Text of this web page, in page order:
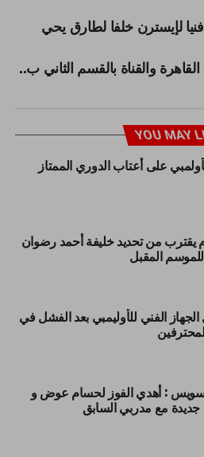
لإيسترن خلفا لطارق يحي
والقناة بالقسم الثاني ب..
YOU MAY
على أعتاب الدوري الممتاز
يقترب من تحديد خليفة أحمد رضوان
للموسم المقبل
الفني للأوليمبي بعد الفشل في
: أهدي الفوز لحسام عوض و
جديدة مع مدربي السابق